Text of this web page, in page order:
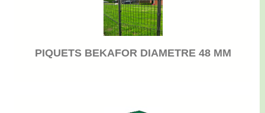
PIQUETS BEKAFOR DIAMETRE 48 MM